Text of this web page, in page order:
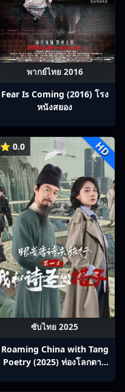
พากย์ไทย 2016
Fear Is Coming (2016) โรง
หนังสยอง
⭐ 0.0 HD
ซับไทย 2025
Roaming China with Tang
Poetry (2025) ท่องโลกตาม